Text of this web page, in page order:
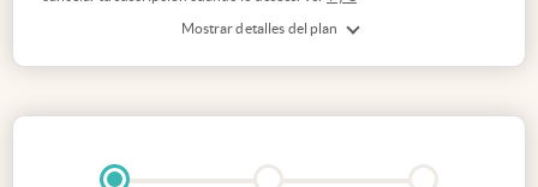
Mostrar detalles del plan